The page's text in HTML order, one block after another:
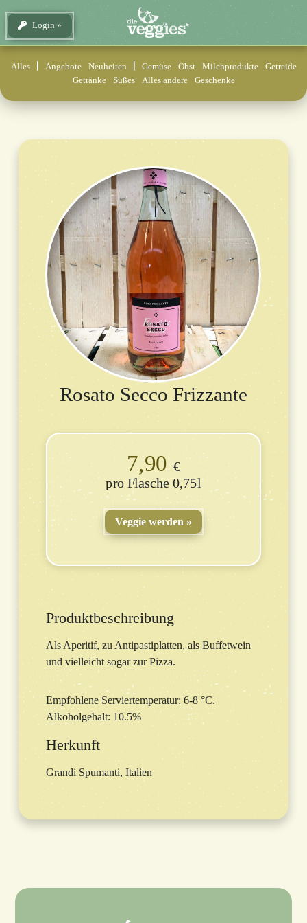
Login
Alles Angebote Neuheiten Gemüse Obst Milchprodukte
Getreide
Getränke
Süßes Alles andere Geschenke
Rosato Secco Frizzante
7,90 €
Flasche 0,75l
Veggie werden
Produktbeschreibung
Als Aperitif, zu Antipastiplatten, als Buffetwein
und vielleicht sogar zur Pizza.
Empfohlene Serviertemperatur: 6-8 °C.
Alkoholgehalt: 10.5%
Herkunft
Grandi Spumanti, Italien